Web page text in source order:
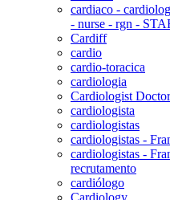
cardiaco -
- nurse - rgn -
Cardiff
cardio
cardio-toracica
cardiologia
Cardiologist
cardiologista
cardiologistas
cardiologistas -
cardiologistas -
recrutamento
cardiólogo
Cardiology